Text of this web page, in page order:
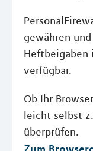
gewähren
Heftbeigaben
verfügbar.
Ob Ihr
leicht selbst
überprüfen.